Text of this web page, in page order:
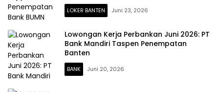
LOKER BANTEN Juni 23, 2026
Lowongan Kerja Perbankan Juni 2026: PT
Bank Mandiri Taspen Penempatan
Banten
BANK Juni 20, 2026